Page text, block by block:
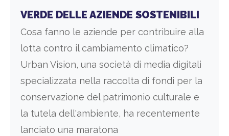
VERDE DELLE AZIENDE SOSTENIBILI
Cosa fanno le aziende per contribuire alla
lotta contro il cambiamento climatico?
Urban Vision, una società di media digitali
specializzata nella raccolta di fondi per la
conservazione del patrimonio culturale e
la tutela dell'ambiente, ha recentemente
lanciato una maratona